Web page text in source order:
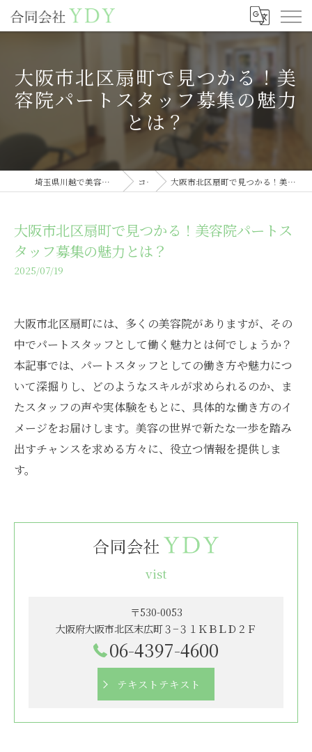
大阪市北区扇町で見つかる！美
容院パートスタッフ募集の魅力
とは？
埼玉県川越で美容室の求人なら合同会社YDY コラム 大阪市北区扇町で見つかる！美容院パートスタッフ募集の魅力とは？
大阪市北区扇町で見つかる！美容院パートス
タッフ募集の魅力とは？
2025/07/19
大阪市北区扇町には、多くの美容院がありますが、その
中でパートスタッフとして働く魅力とは何でしょうか？
本記事では、パートスタッフとしての働き方や魅力につ
いて深掘りし、どのようなスキルが求められるのか、ま
たスタッフの声や実体験をもとに、具体的な働き方のイ
メージをお届けします。美容の世界で新たな一歩を踏み
出すチャンスを求める方々に、役立つ情報を提供しま
す。
vist
〒530-0053
大阪府大阪市北区末広町３−３１ＫＢＬＤ２Ｆ
06-4397-4600
テキストテキスト